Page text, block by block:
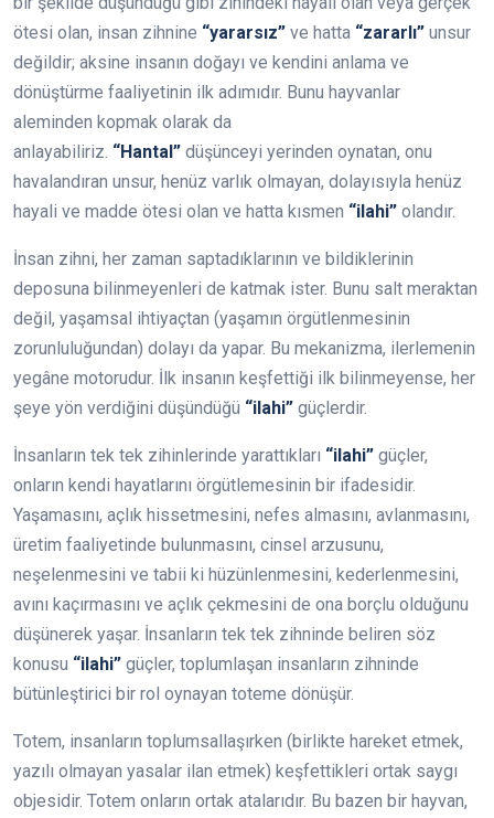
ötesi olan, insan zihnine “yararsız” ve hatta “zararlı” unsur
değildir; aksine insanın doğayı ve kendini anlama ve
dönüştürme faaliyetinin ilk adımıdır. Bunu hayvanlar
aleminden kopmak olarak da
anlayabiliriz. “Hantal” düşünceyi yerinden oynatan, onu
havalandıran unsur, henüz varlık olmayan, dolayısıyla henüz
hayali ve madde ötesi olan ve hatta kısmen “ilahi” olandır.
İnsan zihni, her zaman saptadıklarının ve bildiklerinin
deposuna bilinmeyenleri de katmak ister. Bunu salt meraktan
değil, yaşamsal ihtiyaçtan (yaşamın örgütlenmesinin
zorunluluğundan) dolayı da yapar. Bu mekanizma, ilerlemenin
yegâne motorudur. İlk insanın keşfettiği ilk bilinmeyense, her
şeye yön verdiğini düşündüğü “ilahi” güçlerdir.
İnsanların tek tek zihinlerinde yarattıkları “ilahi” güçler,
onların kendi hayatlarını örgütlemesinin bir ifadesidir.
Yaşamasını, açlık hissetmesini, nefes almasını, avlanmasını,
üretim faaliyetinde bulunmasını, cinsel arzusunu,
neşelenmesini ve tabii ki hüzünlenmesini, kederlenmesini,
avını kaçırmasını ve açlık çekmesini de ona borçlu olduğunu
düşünerek yaşar. İnsanların tek tek zihninde beliren söz
konusu “ilahi” güçler, toplumlaşan insanların zihninde
bütünleştirici bir rol oynayan toteme dönüşür.
Totem, insanların toplumsallaşırken (birlikte hareket etmek,
yazılı olmayan yasalar ilan etmek) keşfettikleri ortak saygı
objesidir. Totem onların ortak atalarıdır. Bu bazen bir hayvan,